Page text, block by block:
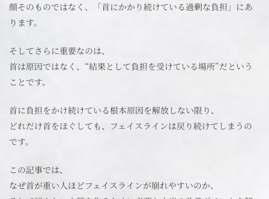
顔そのものではなく、「首にかかり続けている過剰な負担」にあ
ります。
そしてさらに重要なのは、
首は原因ではなく、“結果として負担を受けている場所”だという
ことです。
首に負担をかけ続けている根本原因を解放しない限り、
どれだけ首をほぐしても、フェイスラインは戻り続けてしまうの
です。
この記事では、
なぜ首が重い人ほどフェイスラインが崩れやすいのか、